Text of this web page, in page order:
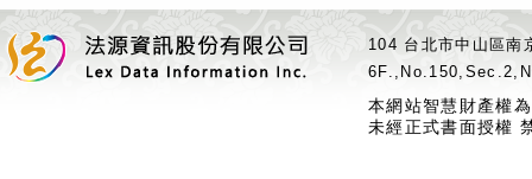
104 台北市中山區
本網站智慧財產權
未經正式書面授權